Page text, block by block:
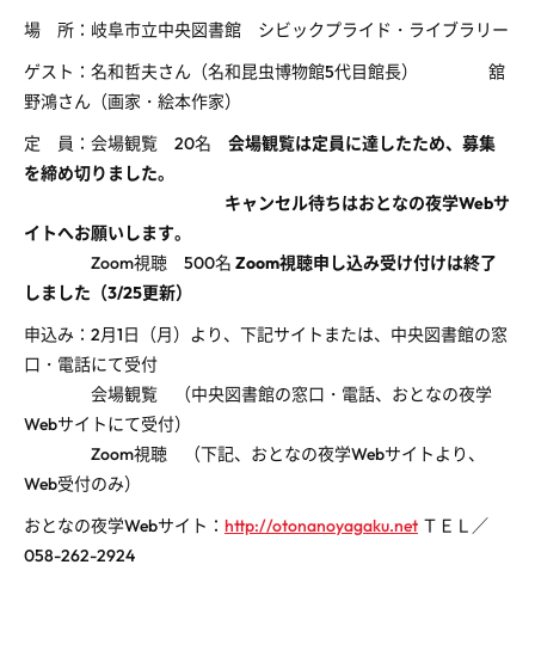
場 所：岐阜市立中央図書館 シビックプライド・ライブラリー
ゲスト：名和哲夫さん（名和昆虫博物館5代目館長） 舘
野鴻さん（画家・絵本作家）
定 員：会場観覧 20名 会場観覧は定員に達したため、募集
を締め切りました。
キャンセル待ちはおとなの夜学Webサ
イトへお願いします。
Zoom視聴 500名 Zoom視聴申し込み受け付けは終了
しました（3/25更新）
申込み：2月1日（月）より、下記サイトまたは、中央図書館の窓
口・電話にて受付
会場観覧 （中央図書館の窓口・電話、おとなの夜学
Webサイトにて受付）
Zoom視聴 （下記、おとなの夜学Webサイトより、
Web受付のみ）
おとなの夜学Webサイト： http://otonanoyagaku.net ＴＥＬ／
058-262-2924